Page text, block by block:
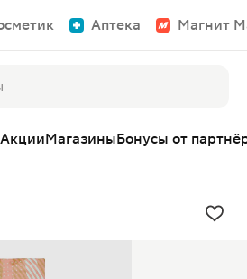
Аптека Магнит
АкцииМагазиныБонусы от